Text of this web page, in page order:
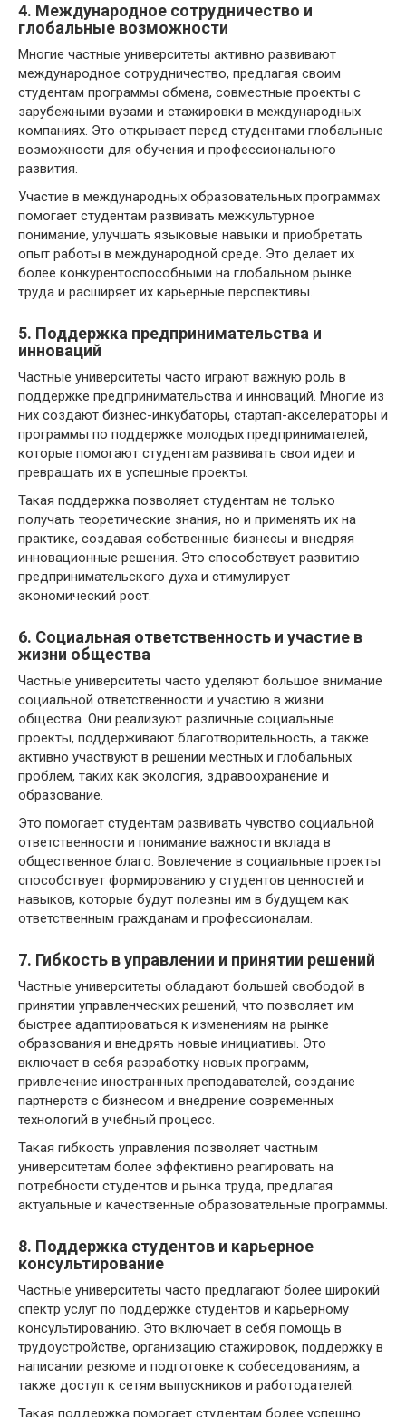
4. Международное сотрудничество и
глобальные возможности
Многие частные университеты активно развивают
международное сотрудничество, предлагая своим
студентам программы обмена, совместные проекты с
зарубежными вузами и стажировки в международных
компаниях. Это открывает перед студентами глобальные
возможности для обучения и профессионального
развития.
Участие в международных образовательных программах
помогает студентам развивать межкультурное
понимание, улучшать языковые навыки и приобретать
опыт работы в международной среде. Это делает их
более конкурентоспособными на глобальном рынке
труда и расширяет их карьерные перспективы.
5. Поддержка предпринимательства и
инноваций
Частные университеты часто играют важную роль в
поддержке предпринимательства и инноваций. Многие из
них создают бизнес-инкубаторы, стартап-акселераторы и
программы по поддержке молодых предпринимателей,
которые помогают студентам развивать свои идеи и
превращать их в успешные проекты.
Такая поддержка позволяет студентам не только
получать теоретические знания, но и применять их на
практике, создавая собственные бизнесы и внедряя
инновационные решения. Это способствует развитию
предпринимательского духа и стимулирует
экономический рост.
6. Социальная ответственность и участие в
жизни общества
Частные университеты часто уделяют большое внимание
социальной ответственности и участию в жизни
общества. Они реализуют различные социальные
проекты, поддерживают благотворительность, а также
активно участвуют в решении местных и глобальных
проблем, таких как экология, здравоохранение и
образование.
Это помогает студентам развивать чувство социальной
ответственности и понимание важности вклада в
общественное благо. Вовлечение в социальные проекты
способствует формированию у студентов ценностей и
навыков, которые будут полезны им в будущем как
ответственным гражданам и профессионалам.
7. Гибкость в управлении и принятии решений
Частные университеты обладают большей свободой в
принятии управленческих решений, что позволяет им
быстрее адаптироваться к изменениям на рынке
образования и внедрять новые инициативы. Это
включает в себя разработку новых программ,
привлечение иностранных преподавателей, создание
партнерств с бизнесом и внедрение современных
технологий в учебный процесс.
Такая гибкость управления позволяет частным
университетам более эффективно реагировать на
потребности студентов и рынка труда, предлагая
актуальные и качественные образовательные программы.
8. Поддержка студентов и карьерное
консультирование
Частные университеты часто предлагают более широкий
спектр услуг по поддержке студентов и карьерному
консультированию. Это включает в себя помощь в
трудоустройстве, организацию стажировок, поддержку в
написании резюме и подготовке к собеседованиям, а
также доступ к сетям выпускников и работодателей.
Такая поддержка помогает студентам более успешно